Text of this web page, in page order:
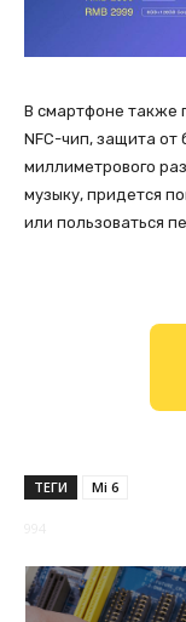
В смартфоне также
NFC-чип, защита от
миллиметрового
музыку, придется
или пользоваться
ТЕГИ Mi 6